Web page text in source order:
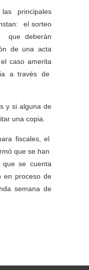
las principales
el sorteo
que deberán
de una acta
caso amerita
a través de
y si alguna de
una copia.
fiscales, el
que se han
se cuenta
en proceso de
semana de